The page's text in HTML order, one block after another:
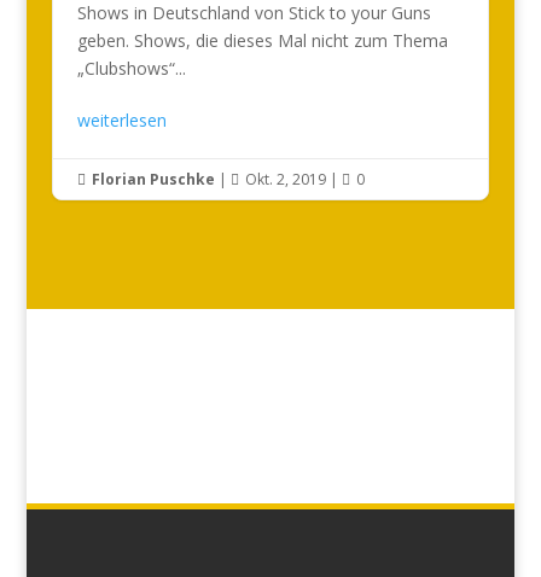
Shows in Deutschland von Stick to your Guns
geben. Shows, die dieses Mal nicht zum Thema
„Clubshows“...
weiterlesen
 Florian Puschke |  Okt. 2, 2019|  0